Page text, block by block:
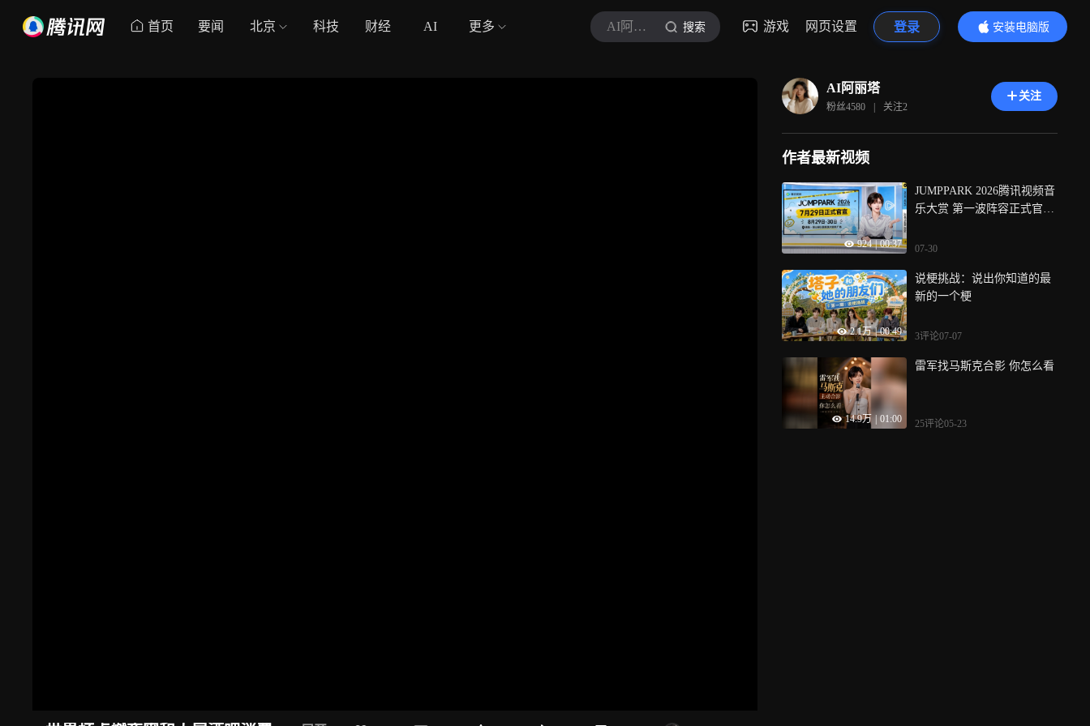
首页 要闻 北京 科技 财经 AI 更多 AI阿丽塔 搜索 游戏 网页设置 登录
安装电脑版
内容更精彩
AI阿丽塔
粉丝4580 | 关注2
关注
作者最新视频
924 | 00:37
JUMPPARK 2026腾讯视频音
乐大赏 第一波阵容正式官
07-30
2.1万 | 00:49
说梗挑战：说出你知道的最
新的一个梗
3评论07-07
14.9万 01:00
雷军找马斯克合影 你怎么看
25评论05-23